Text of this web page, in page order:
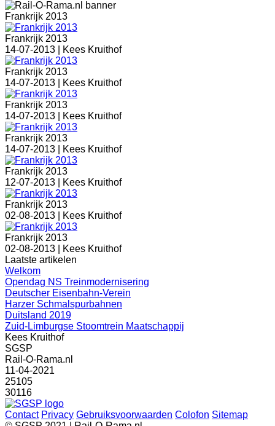
Frankrijk 2013
Frankrijk 2013
14-07-2013 |
Kees Kruithof
Frankrijk 2013
14-07-2013 |
Kees Kruithof
Frankrijk 2013
14-07-2013 |
Kees Kruithof
Frankrijk 2013
14-07-2013 |
Kees Kruithof
Frankrijk 2013
12-07-2013 |
Kees Kruithof
Frankrijk 2013
02-08-2013 |
Kees Kruithof
Frankrijk 2013
02-08-2013 |
Kees Kruithof
Laatste artikelen
Welkom
Opendag NS Treinmodernisering
Deutscher Eisenbahn-Verein
Harzer Schmalspurbahnen
Duitsland 2019
Zuid-Limburgse Stoomtrein Maatschappij
Kees Kruithof
SGSP
Rail-O-Rama.nl
11-04-2021
25105
30116
Contact Privacy Gebruiksvoorwaarden Colofon Sitemap